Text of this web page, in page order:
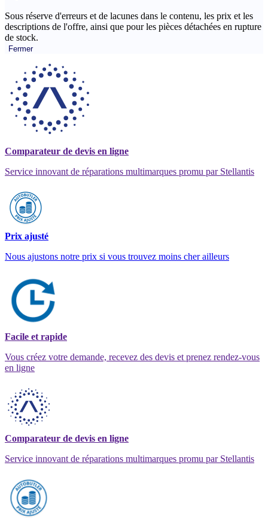
Sous réserve d'erreurs et de lacunes dans le contenu, les prix et les
descriptions de l'offre, ainsi que pour les pièces détachées en rupture
de stock.
Fermer
Comparateur de devis en ligne
Service innovant de réparations multimarques promu par Stellantis
Prix ajusté
Nous ajustons notre prix si vous trouvez moins cher ailleurs
Facile et rapide
Vous créez votre demande, recevez des devis et prenez rendez-vous
en ligne
Comparateur de devis en ligne
Service innovant de réparations multimarques promu par Stellantis